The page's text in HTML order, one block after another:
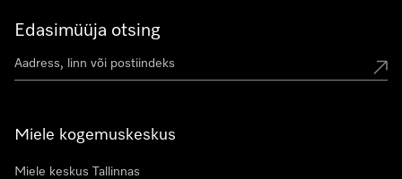
Edasimüüja otsing
Miele kogemuskeskus
Miele keskus Tallinnas